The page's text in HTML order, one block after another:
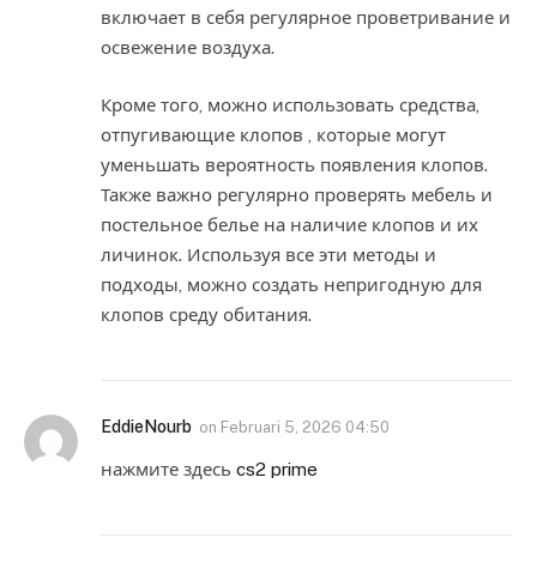
включает в себя регулярное проветривание и
освежение воздуха.
Кроме того, можно использовать средства,
отпугивающие клопов , которые могут
уменьшать вероятность появления клопов.
Также важно регулярно проверять мебель и
постельное белье на наличие клопов и их
личинок. Используя все эти методы и
подходы, можно создать непригодную для
клопов среду обитания.
EddieNourb on Februari 5, 2026 04:50
нажмите здесь cs2 prime